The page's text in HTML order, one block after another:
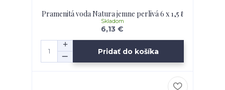
Pramenitá voda Natura jemne perlivá 6 x 1,5 ℓ
6,13 €
Skladom
Pridať do košíka